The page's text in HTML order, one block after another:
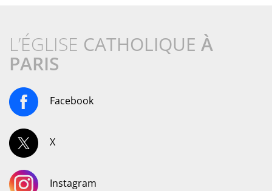
L’ÉGLISE CATHOLIQUE À
PARIS
Facebook
X
Instagram